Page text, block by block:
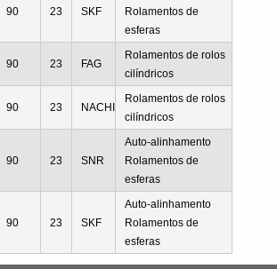
90 23 SKF
Rolamentos de
esferas
90 23 FAG
Rolamentos de rolos
cilíndricos
90 23 NACHI
Rolamentos de rolos
cilíndricos
90 23 SNR
Auto-alinhamento
Rolamentos de
esferas
90 23 SKF
Auto-alinhamento
Rolamentos de
esferas